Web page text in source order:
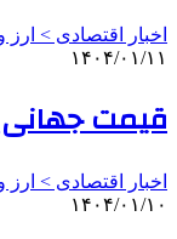
اخبار اقتصادی > ارز
۱۴۰۴/۰۱/۱۱
قیمت جهانی
اخبار اقتصادی > ارز
۱۴۰۴/۰۱/۱۰